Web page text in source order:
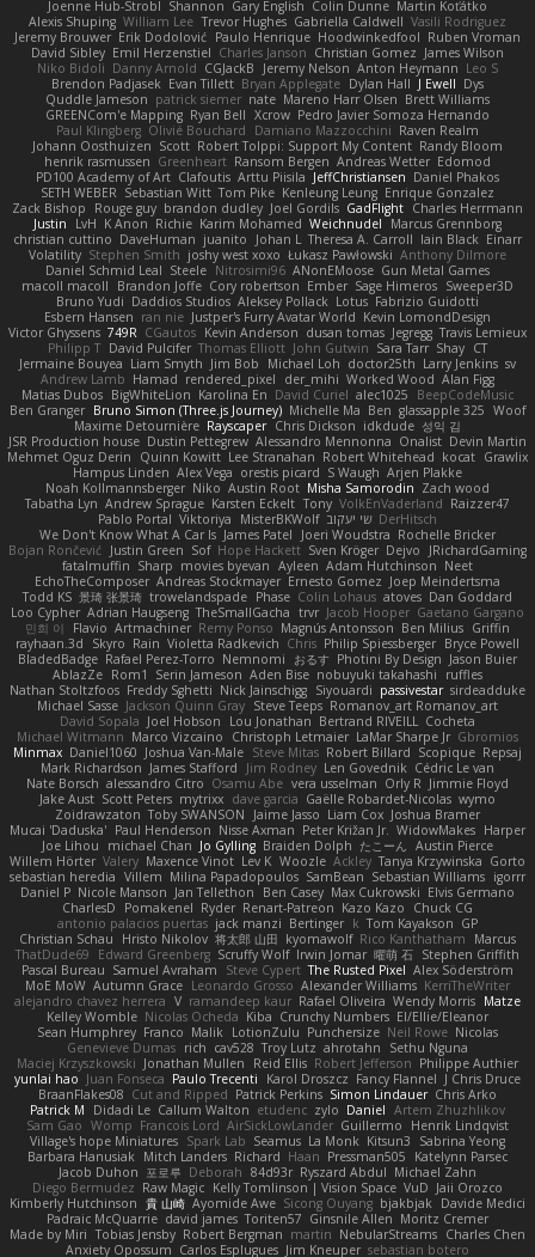
Joenne Hub-Strobl Shannon Gary English Colin Dunne Martin Koťátko
Alexis Shuping William Lee Trevor Hughes Gabriella Caldwell Vasili Rodriguez
Jeremy Brouwer Erik Dodolović Paulo Henrique Hoodwinkedfool Ruben Vroman
David Sibley Emil Herzenstiel Charles Janson Christian Gomez James Wilson
Niko Bidoli Danny Arnold CGJackB Jeremy Nelson Anton Heymann Leo S
Brendon Padjasek Evan Tillett Bryan Applegate Dylan Hall J Ewell Dys
Quddle Jameson patrick siemer nate Mareno Harr Olsen Brett Williams
GREENCom'e Mapping Ryan Bell Xcrow Pedro Javier Somoza Hernando
Paul Klingberg Olivié Bouchard Damiano Mazzocchini Raven Realm
Johann Oosthuizen Scott Robert Tolppi: Support My Content Randy Bloom
henrik rasmussen Greenheart Ransom Bergen Andreas Wetter Edomod
PD100 Academy of Art Clafoutis Arttu Piisila JeffChristiansen Daniel Phakos
SETH WEBER Sebastian Witt Tom Pike Kenleung Leung Enrique Gonzalez
Zack Bishop
Rouge guy brandon dudley Joel Gordils GadFlight Charles Herrmann
Justin
LvH K Anon Richie Karim Mohamed Weichnudel
Marcus Grennborg
christian cuttino DaveHuman juanito Johan L Theresa A. Carroll Iain Black Einarr
Volatility Stephen Smith joshy west xoxo Łukasz Pawłowski Anthony Dilmore
Daniel Schmid Leal Steele Nitrosimi96 ANonEMoose Gun Metal Games
macoll macoll
Brandon Joffe Cory robertson Ember Sage Himeros Sweeper3D
Bruno Yudi Daddios Studios Aleksey Pollack Lotus Fabrizio Guidotti
Esbern Hansen ran nie Justper's Furry Avatar World Kevin LomondDesign
Victor Ghyssens 749R CGautos Kevin Anderson dusan tomas Jegregg Travis Lemieux
Philipp T David Pulcifer Thomas Elliott John Gutwin Sara Tarr Shay CT
Jermaine Bouyea Liam Smyth Jim Bob Michael Loh doctor25th Larry Jenkins sv
Andrew Lamb Hamad rendered_pixel der_mihi Worked Wood Alan Figg
Matias Dubos BigWhiteLion Karolina En David Curiel alec1025
BeepCodeMusic
Ben Granger Bruno Simon (Three.js Journey) Michelle Ma Ben glassapple 325 Woof
Maxime Detournière Rayscaper Chris Dickson idkdude 성익 김
JSR Production house Dustin Pettegrew Alessandro Mennonna Onalist Devin Martin
Mehmet Oguz Derin
Quinn Kowitt Lee Stranahan Robert Whitehead kocat Grawlix
Hampus Linden Alex Vega orestis picard S Waugh Arjen Plakke
Noah Kollmannsberger Niko Austin Root Misha Samorodin Zach wood
Tabatha Lyn Andrew Sprague Karsten Eckelt Tony VolkEnVaderland Raizzer47
Pablo Portal Viktoriya MisterBKWolf שי יעקוב DerHitsch
We Don't Know What A Car Is James Patel Joeri Woudstra Rochelle Bricker
Bojan Rončević Justin Green Sof Hope Hackett Sven Kröger Dejvo
JRichardGaming
fatalmuffin Sharp movies byevan Ayleen Adam Hutchinson Neet
EchoTheComposer Andreas Stockmayer Ernesto Gomez Joep Meindertsma
Todd KS 景琦 张景琦 trowelandspade Phase Colin Lohaus atoves Dan Goddard
Loo Cypher Adrian Haugseng TheSmallGacha trvr Jacob Hooper Gaetano Gargano
민희 이
Flavio Artmachiner Remy Ponso Magnús Antonsson Ben Milius Griffin
rayhaan.3d
Skyro Rain Violetta Radkevich Chris Philip Spiessberger Bryce Powell
BladedBadge Rafael Perez-Torro Nemnomi おるす Photini By Design Jason Buier
AblazZe Rom1 Serin Jameson Aden Bise nobuyuki takahashi
ruffles
Nathan Stoltzfoos Freddy Sghetti Nick Jainschigg Siyouardi passivestar sirdeadduke
Michael Sasse Jackson Quinn Gray Steve Teeps Romanov_art Romanov_art
David Sopala Joel Hobson Lou Jonathan Bertrand RIVEILL Cocheta
Michael Witmann Marco Vizcaino Christoph Letmaier LaMar Sharpe Jr Gbromios
Minmax Daniel1060 Joshua Van-Male Steve Mitas Robert Billard Scopique Repsaj
Mark Richardson James Stafford Jim Rodney Len Govednik Cédric Le van
Nate Borsch alessandro Citro Osamu Abe vera usselman Orly R Jimmie Floyd
Jake Aust Scott Peters mytrixx dave garcia Gaëlle Robardet-Nicolas wymo
Zoidrawzaton Toby SWANSON Jaime Jasso Liam Cox Joshua Bramer
Mucai 'Daduska' Paul Henderson Nisse Axman Peter Križan Jr. WidowMakes Harper
Joe Lihou
michael Chan Jo Gylling Braiden Dolph たこーん Austin Pierce
Willem Hörter Valery Maxence Vinot Lev K Woozle Ackley Tanya Krzywinska Gorto
sebastian heredia Villem Milina Papadopoulos SamBean Sebastian Williams igorrr
Daniel P Nicole Manson Jan Tellethon Ben Casey Max Cukrowski Elvis Germano
CharlesD
Pomakenel Ryder Renart-Patreon Kazo Kazo
Chuck CG
antonio palacios puertas jack manzi Bertinger k Tom Kayakson GP
Christian Schau
Hristo Nikolov 将太郎 山田 kyomawolf Rico Kanthatham
Marcus
ThatDude69
Edward Greenberg Scruffy Wolf Irwin Jomar 曜萌 石 Stephen Griffith
Pascal Bureau Samuel Avraham Steve Cypert The Rusted Pixel Alex Söderström
MoE MoW Autumn Grace Leonardo Grosso Alexander Williams KerriTheWriter
alejandro chavez herrera V ramandeep kaur Rafael Oliveira Wendy Morris Matze
Kelley Womble Nicolas Ocheda Kiba Crunchy Numbers El/Ellie/Eleanor
Sean Humphrey Franco Malik LotionZulu Punchersize Neil Rowe Nicolas
Genevieve Dumas rich cav528 Troy Lutz ahrotahn
Sethu Nguna
Maciej Krzyszkowski Jonathan Mullen Reid Ellis Robert Jefferson Philippe Authier
yunlai hao Juan Fonseca Paulo Trecenti Karol Droszcz Fancy Flannel J Chris Druce
BraanFlakes08 Cut and Ripped Patrick Perkins Simon Lindauer Chris Arko
Patrick M
Didadi Le Callum Walton etudenc zylo Daniel Artem Zhuzhlikov
Sam Gao Womp Francois Lord AirSickLowLander Guillermo
Henrik Lindqvist
Village's hope Miniatures Spark Lab Seamus La Monk Kitsun3
Sabrina Yeong
Barbara Hanusiak Mitch Landers Richard Haan Pressman505
Katelynn Parsec
Jacob Duhon 포로루 Deborah 84d93r Ryszard Abdul Michael Zahn
Diego Bermudez Raw Magic Kelly Tomlinson | Vision Space VuD Jaii Orozco
Kimberly Hutchinson 貴 山崎 Ayomide Awe Sicong Ouyang bjakbjak Davide Medici
Padraic McQuarrie david james Toriten57 Ginsnile Allen Moritz Cremer
Made by Miri Tobias Jensby Robert Bergman martin NebularStreams Charles Chen
Anxiety Opossum Carlos Esplugues Jim Kneuper sebastian botero